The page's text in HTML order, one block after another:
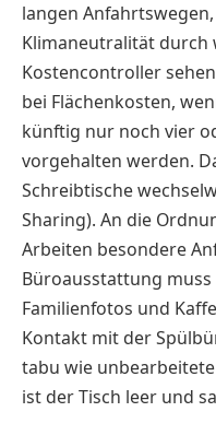
langen
Klimaneutralität durch
Kostencontroller
bei Flächenkosten,
künftig nur noch vier
vorgehalten werden.
Schreibtische
Sharing). An die
Arbeiten besondere
Büroausstattung
Familienfotos und
Kontakt mit der
tabu wie
ist der Tisch leer und